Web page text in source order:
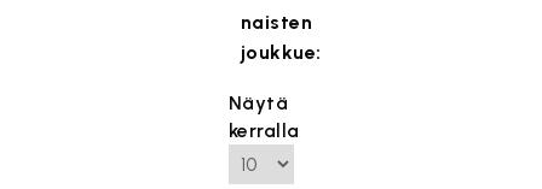
naisten
joukkue:
Näytä
kerralla